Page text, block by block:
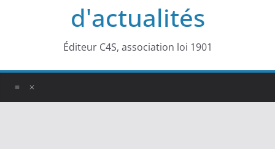
d'actualités
Éditeur C4S, association loi 1901